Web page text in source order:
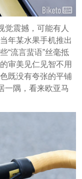
觉震撼，可能有人
年某水果手机推出
“流言蜚语”丝毫抵
审美见仁见智不用
既没有夸张的平铺
一隅，看来欧亚马